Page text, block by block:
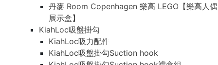
丹麥 Room Copenhagen 樂高 LEGO【樂高人偶
展示盒】
KiahLoc吸盤掛勾
KiahLoc吸力配件
KiahLoc吸盤掛勾Suction hook